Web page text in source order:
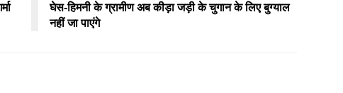
घेस-हिमनी के ग्रामीण अब कीड़ा जड़ी के चुगान के लिए बुग्याल
नहीं जा पाएंगे